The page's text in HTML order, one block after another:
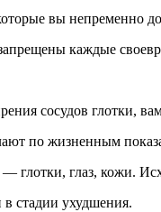
вы непременно
каждые
сосудов глотки,
по жизненным
глотки, глаз, кожи.
стадии ухудшения.